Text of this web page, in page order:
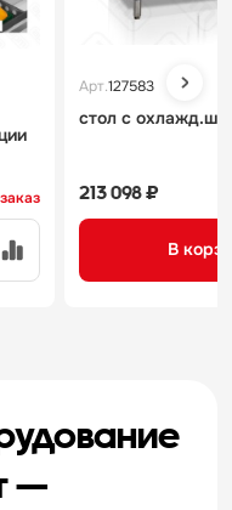
Арт.127583
стол с
213 098 ₽
В
—